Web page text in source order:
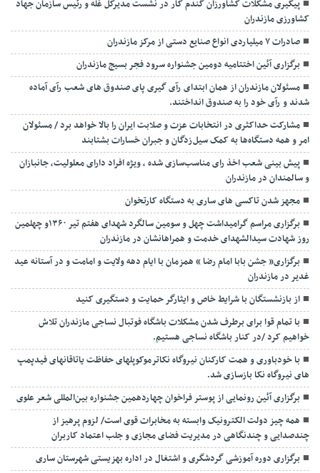
پیگیری مشکلات کشاورزان گندم کار در نشست مدیرکل غله و رئیس سازمان جهاد
کشاورزی مازندران
صادرات ۷ میلیاردی انواع صنایع دستی از مرکز مازندران
برگزاری آئین اختتامیه دومین جشنواره سرود فجر بسیج مازندران
مسئولان مازندران از همان ابتدای رآی گیری پای صندوق های شعب رآی آماده
شدند و رآی خود را به صندوق انداختند.
مشارکت حداکثری در انتخابات عزت و صلابت ایران را بالا خواهد برد / مسئولان
امر و همه دستگاه‌ها به کمک سیل‌زدگان و جبران خسارات بشتابند
پیش بینی شعب اخذ رای مناسب‌سازی شده ، ویژه افراد دارای معلولیت، جانبازان
و سالمندان در مازندران
مجهز شدن تاکسی های ساری به دستگاه کارتخوان
برگزاری مراسم گرامیداشت چهل و سومین سالگرد شهدای هفتم تیر ۱۳۶۰و چهلمین
روز شهادت سیدالشهدای خدمت و همراهانشان در مازندران
برگزاری« جشن بابا امام رضا » همزمان با ایام دهه ولایت و امامت و در آستانه عید
غدیر در مازندران
از بازنشستگان با شرایط خاص و ایثارگر حمایت و دستگیری کنید
با تمام قوا برای برطرف شدن مشکلات باشگاه فوتبال نساجی مازندران تلاش
خواهیم کرد /در کنار باشگاه نساجی هستیم.
با خودباوری و همت کارکنان نیروگاه نکاترموکوپلهای حفاظت یاتاقانهای فیدپمپ
های نیروگاه نکا بازسازی شد.
برگزاری آئین رونمایی از پوستر فراخوان چهاردهمین جشنواره بین‌المللی شعر علوی
همه چیز دولت الکترونیک وابسته به مخابرات قوی است/ لزوم پرهیز از
چندصدایی و چندنگاهی در مدیریت فضای مجازی و جلب اعتماد کاربران
برگزاری دوره آموزشی گردشگری و اشتغال در اداره بهزیستی شهرستان ساری